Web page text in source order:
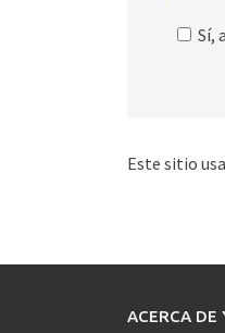
Sí,
Este sitio
ACERCA DE